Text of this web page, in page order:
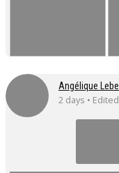
Angélique Lebel
2 days • Edited